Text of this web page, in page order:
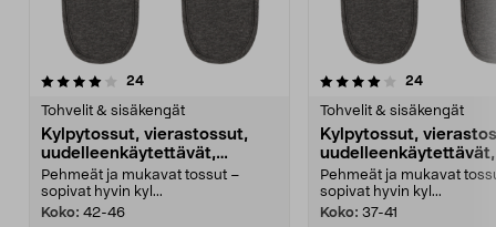
24arvostelut
Tohvelit & sisäkengät
Kylpytossut, vierastossut,
uudelleenkäytettävät,
harmaat
Pehmeät ja mukavat tossut –
sopivat hyvin kyl...
Koko: 42-46
4.0 viidestä
24arvostelut
Tohvelit & sisäkengät
Kylpytossut,
uudelleenkäytettävät,
harmaat
Pehmeät ja mukavat
sopivat hyvin kyl...
Koko: 37-41
4.0 viidestä